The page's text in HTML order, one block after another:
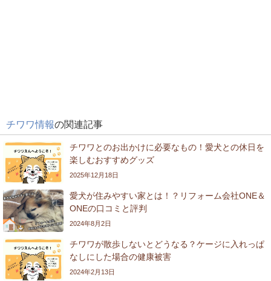
チワワ情報の関連記事
チワワとのお出かけに必要なもの！愛犬との休日を
楽しむおすすめグッズ
2025年12月18日
愛犬が住みやすい家とは！？リフォーム会社ONE＆
ONEの口コミと評判
2024年8月2日
チワワが散歩しないとどうなる？ケージに入れっぱ
なしにした場合の健康被害
2024年2月13日